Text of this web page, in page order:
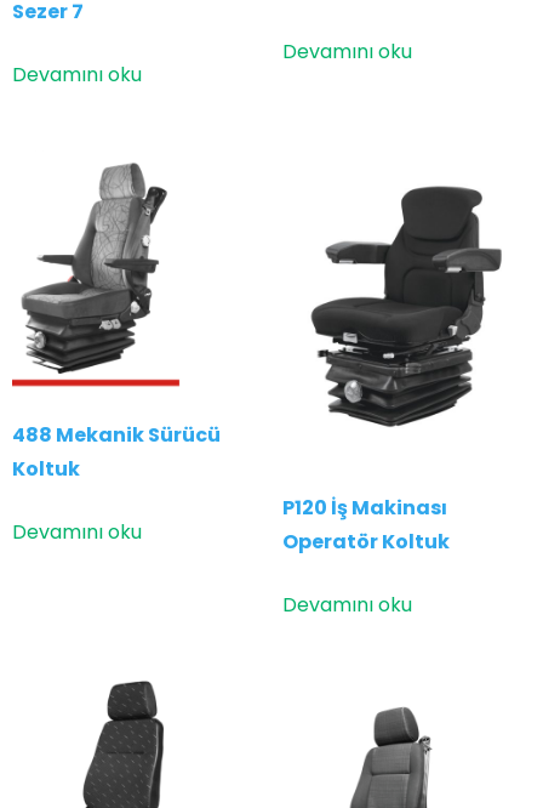
Sezer 7
Devamını oku
Devamını oku
488 Mekanik Sürücü
Koltuk
Devamını oku
P120 İş Makinası
Operatör Koltuk
Devamını oku